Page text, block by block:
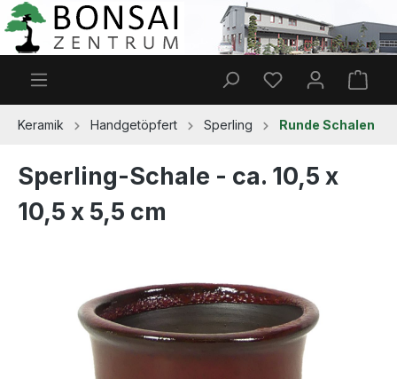
Zum Hauptinhalt springen
Du hast 0
Keramik Handgetöpfert Sperling Runde Schalen
Sperling-Schale - ca. 10,5 x
10,5 x 5,5 cm
Bildergalerie überspringen